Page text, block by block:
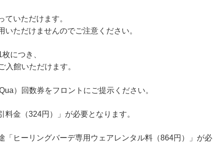
ていただけます。
ただけませんのでご注意ください。
につき、
入館いただけます。
）回数券をフロントにご提示ください。
金（324円）」が必要となります。
「ヒーリングバーデ専用ウェアレンタル料（864円）」が必